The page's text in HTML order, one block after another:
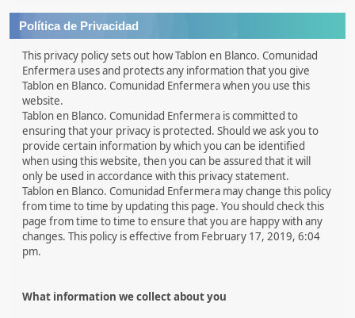
Política de Privacidad
This privacy policy sets out how Tablon en Blanco. Comunidad
Enfermera uses and protects any information that you give
Tablon en Blanco. Comunidad Enfermera when you use this
website.
Tablon en Blanco. Comunidad Enfermera is committed to
ensuring that your privacy is protected. Should we ask you to
provide certain information by which you can be identified
when using this website, then you can be assured that it will
only be used in accordance with this privacy statement.
Tablon en Blanco. Comunidad Enfermera may change this policy
from time to time by updating this page. You should check this
page from time to time to ensure that you are happy with any
changes. This policy is effective from February 17, 2019, 6:04
pm.
What information we collect about you